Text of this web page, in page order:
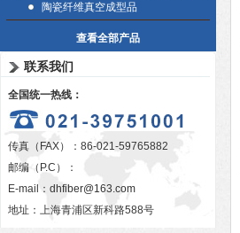
陶瓷纤维真空成型品
查看全部产品
联系我们
全国统一热线：
传真（FAX）：86-021-59765882
邮编（P.C）：
E-mail： dhfiber@163.com
地址：上海青浦区新科路588号